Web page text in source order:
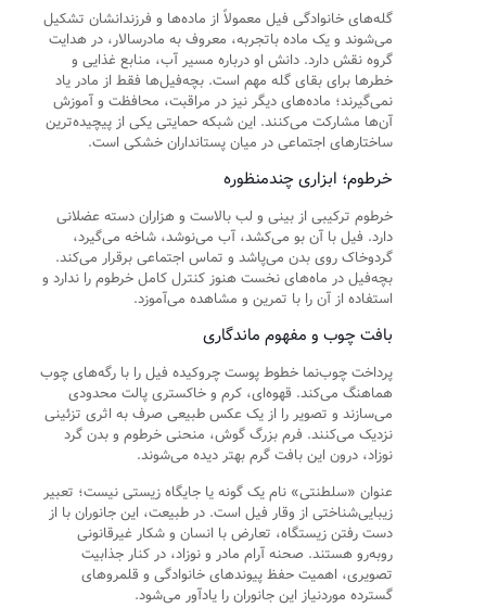
گله‌های خانوادگی فیل معمولاً از ماده‌ها و فرزندانشان تشکیل
می‌شوند و یک ماده باتجربه، معروف به مادرسالار، در هدایت
گروه نقش دارد. دانش او درباره مسیر آب، منابع غذایی و
خطرها برای بقای گله مهم است. بچه‌فیل‌ها فقط از مادر یاد
نمی‌گیرند؛ ماده‌های دیگر نیز در مراقبت، محافظت و آموزش
آن‌ها مشارکت می‌کنند. این شبکه حمایتی یکی از پیچیده‌ترین
ساختارهای اجتماعی در میان پستانداران خشکی است.
خرطوم؛ ابزاری چندمنظوره
خرطوم ترکیبی از بینی و لب بالاست و هزاران دسته عضلانی
دارد. فیل با آن بو می‌کشد، آب می‌نوشد، شاخه می‌گیرد،
گردوخاک روی بدن می‌پاشد و تماس اجتماعی برقرار می‌کند.
بچه‌فیل در ماه‌های نخست هنوز کنترل کامل خرطوم را ندارد و
استفاده از آن را با تمرین و مشاهده می‌آموزد.
بافت چوب و مفهوم ماندگاری
پرداخت چوب‌نما خطوط پوست چروکیده فیل را با رگه‌های چوب
هماهنگ می‌کند. قهوه‌ای، کرم و خاکستری پالت محدودی
می‌سازند و تصویر را از یک عکس طبیعی صرف به اثری تزئینی
نزدیک می‌کنند. فرم بزرگ گوش، منحنی خرطوم و بدن گرد
نوزاد، درون این بافت گرم بهتر دیده می‌شوند.
عنوان «سلطنتی» نام یک گونه یا جایگاه زیستی نیست؛ تعبیر
زیبایی‌شناختی از وقار فیل است. در طبیعت، این جانوران با از
دست رفتن زیستگاه، تعارض با انسان و شکار غیرقانونی
روبه‌رو هستند. صحنه آرام مادر و نوزاد، در کنار جذابیت
تصویری، اهمیت حفظ پیوندهای خانوادگی و قلمروهای
گسترده موردنیاز این جانوران را یادآور می‌شود.